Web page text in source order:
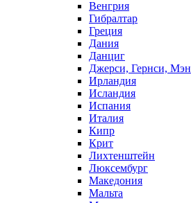
Венгрия
Гибралтар
Греция
Дания
Данциг
Джерси, Гернси, Мэн
Ирландия
Исландия
Испания
Италия
Кипр
Крит
Лихтенштейн
Люксембург
Македония
Мальта